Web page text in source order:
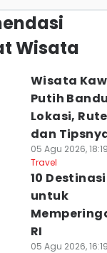
Wisata
Wisata
Putih
Lokasi,
dan
05 Agu 2026,
Travel
10
untuk
RI
05 Agu 2026,